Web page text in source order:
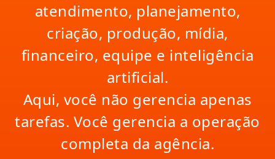
atendimento, planejamento,
criação, produção, mídia,
financeiro, equipe e inteligência
artificial.
Aqui, você não gerencia apenas
tarefas. Você gerencia a operação
completa da agência.